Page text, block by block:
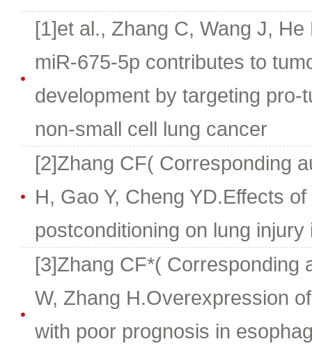
[1]et al., Zhang C, Wang J,
miR-675-5p contributes to
development by targeting pro-
non-small cell lung cancer
[2]Zhang CF( Corresponding
H, Gao Y, Cheng YD.Effects
postconditioning on lung
[3]Zhang CF*( Corresponding
W, Zhang H.Overexpression
with poor prognosis in